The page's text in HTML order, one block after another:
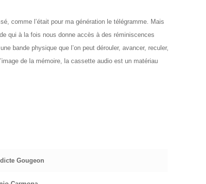
comme l’était pour ma génération le télégramme. Mais
qui à la fois nous donne accès à des réminiscences
bande physique que l’on peut dérouler, avancer, reculer,
de la mémoire, la cassette audio est un matériau
Gougeon